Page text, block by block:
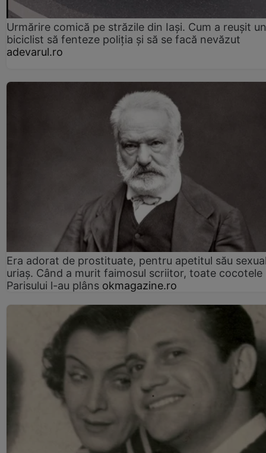
Urmărire comică pe străzile din Iași. Cum a reușit un
biciclist să fenteze poliția și să se facă nevăzut
adevarul.ro
Era adorat de prostituate, pentru apetitul său
uriaș. Când a murit faimosul scriitor, toate cocotele
Parisului l-au plâns okmagazine.ro